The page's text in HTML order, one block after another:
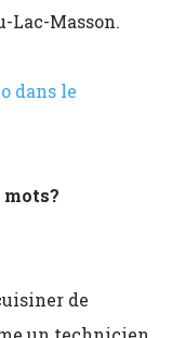
Lac-Masson.
dans le
mots?
de